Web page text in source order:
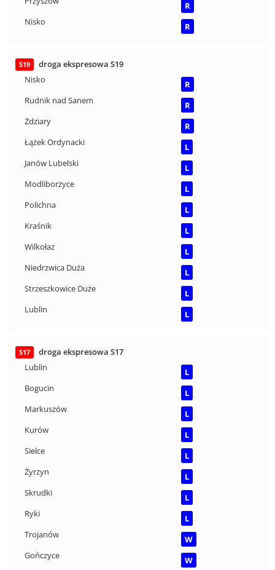
R
Nisko
R
S19
droga ekspresowa S19
Nisko
R
Rudnik nad Sanem
R
Zdziary
R
Łążek Ordynacki
L
Janów Lubelski
L
Modliborzyce
L
Polichna
L
Kraśnik
L
Wilkołaz
L
Niedrzwica Duża
L
Strzeszkowice Duże
L
Lublin
L
S17
droga ekspresowa S17
Lublin
L
Bogucin
L
Markuszów
L
Kurów
L
Sielce
L
Żyrzyn
L
Skrudki
L
Ryki
L
Trojanów
W
Gończyce
W